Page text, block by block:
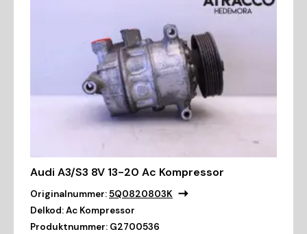
Audi A3/S3 8V 13-20 Ac Kompressor
Originalnummer:5Q0820803K
Delkod:Ac Kompressor
Produktnummer: G2700536